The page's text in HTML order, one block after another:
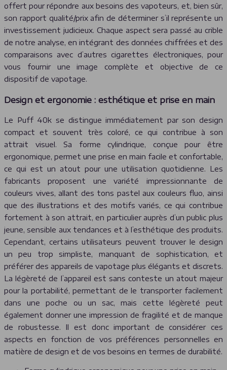
offert pour répondre aux besoins des vapoteurs, et, bien sûr,
son rapport qualité/prix afin de déterminer s’il représente un
investissement judicieux. Chaque aspect sera passé au crible
de notre analyse, en intégrant des données chiffrées et des
comparaisons avec d’autres cigarettes électroniques, pour
vous fournir une image complète et objective de ce
dispositif de vapotage.
Design et ergonomie : esthétique et prise en main
Le Puff 40k se distingue immédiatement par son design
compact et souvent très coloré, ce qui contribue à son
attrait visuel. Sa forme cylindrique, conçue pour être
ergonomique, permet une prise en main facile et confortable,
ce qui est un atout pour une utilisation quotidienne. Les
fabricants proposent une variété impressionnante de
couleurs vives, allant des tons pastel aux couleurs fluo, ainsi
que des illustrations et des motifs variés, ce qui contribue
fortement à son attrait, en particulier auprès d’un public plus
jeune, sensible aux tendances et à l’esthétique des produits.
Cependant, certains utilisateurs peuvent trouver le design
un peu trop simpliste, manquant de sophistication, et
préférer des appareils de vapotage plus élégants et discrets.
La légèreté de l’appareil est sans conteste un atout majeur
pour la portabilité, permettant de le transporter facilement
dans une poche ou un sac, mais cette légèreté peut
également donner une impression de fragilité et de manque
de robustesse. Il est donc important de considérer ces
aspects en fonction de vos préférences personnelles en
matière de design et de vos besoins en termes de durabilité.